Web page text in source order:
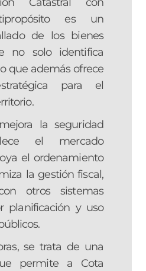
es un
de los bienes
no solo identifica
que además ofrece
para el
la seguridad
el mercado
el ordenamiento
la gestión fiscal,
otros sistemas
planificación y uso
se trata de una
permite a Cota